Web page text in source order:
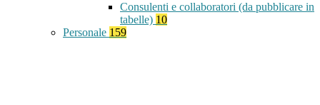
Consulenti e collaboratori (da pubblicare in
tabelle) 10
Personale 159